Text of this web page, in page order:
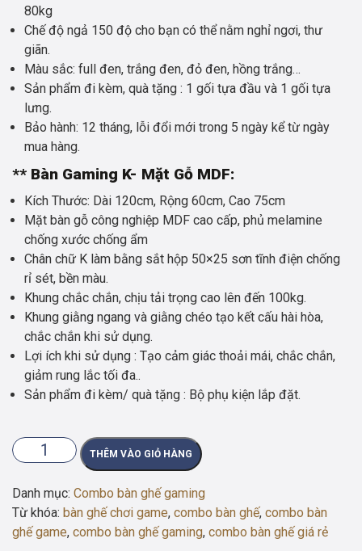
80kg
Chế độ ngả 150 độ cho bạn có thể nằm nghỉ ngơi, thư
giãn.
Màu sắc: full đen, trắng đen, đỏ đen, hồng trắng…
Sản phẩm đi kèm, quà tặng : 1 gối tựa đầu và 1 gối tựa
lưng.
Bảo hành: 12 tháng, lỗi đổi mới trong 5 ngày kể từ ngày
mua hàng.
** Bàn Gaming K- Mặt Gỗ MDF:
Kích Thước: Dài 120cm, Rộng 60cm, Cao 75cm
Mặt bàn gỗ công nghiệp MDF cao cấp, phủ melamine
chống xước chống ẩm
Chân chữ K làm bằng sắt hộp 50×25 sơn tĩnh điện chống
rỉ sét, bền màu.
Khung chắc chắn, chịu tải trọng cao lên đến 100kg.
Khung giằng ngang và giằng chéo tạo kết cấu hài hòa,
chắc chắn khi sử dụng.
Lợi ích khi sử dụng : Tạo cảm giác thoải mái, chắc chắn,
giảm rung lắc tối đa..
Sản phẩm đi kèm/ quà tặng : Bộ phụ kiện lắp đặt.
Combo
Ghế
Gaming
Extreme
Zero
S+
THÊM VÀO GIỎ HÀNG
Danh mục: Combo bàn ghế gaming
Từ khóa: bàn ghế chơi game, combo bàn ghế, combo bàn
ghế game, combo bàn ghế gaming, combo bàn ghế giá rẻ